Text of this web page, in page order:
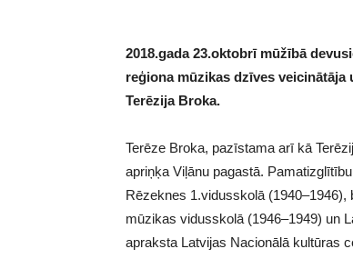
2018.gada 23.oktobrī mūžībā
reģiona mūzikas dzīves
Terēzija Broka.
Terēze Broka, pazīstama arī kā
apriņķa Viļānu pagastā.
Rēzeknes 1.vidusskolā
mūzikas vidusskolā (1946–1949) un
apraksta Latvijas Nacionālā kultūras